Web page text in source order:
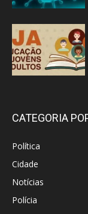
CATEGORIA
Política
Cidade
Notícias
Polícia